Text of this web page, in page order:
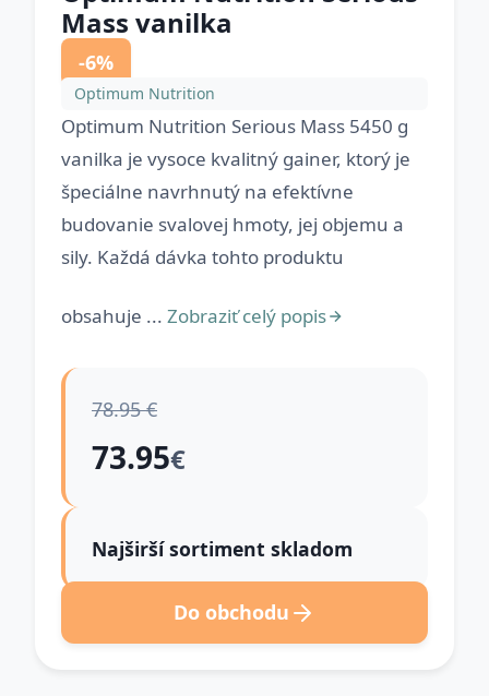
Mass vanilka
-6%
Optimum Nutrition
Optimum Nutrition Serious Mass 5450 g
vanilka je vysoce kvalitný gainer, ktorý je
špeciálne navrhnutý na efektívne
budovanie svalovej hmoty, jej objemu a
sily. Každá dávka tohto produktu
obsahuje ... Zobraziť celý popis
78.95 €
73.95€
Najširší sortiment skladom
Do obchodu